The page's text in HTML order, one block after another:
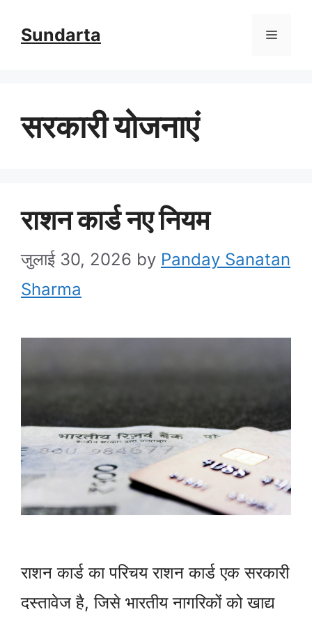
Sundarta Menu
सरकारी योजनाएं
राशन कार्ड नए नियम
जुलाई 30, 2026 by Panday Sanatan
Sharma
राशन कार्ड का परिचय राशन कार्ड एक सरकारी
दस्तावेज है, जिसे भारतीय नागरिकों को खाद्य